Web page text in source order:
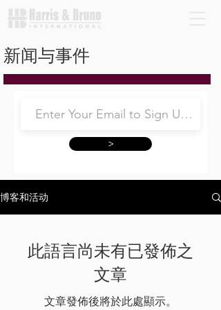
新闻与事件
>
博客和活动
此語言尚未有已發佈之
文章
文章發佈後將於此處顯示。